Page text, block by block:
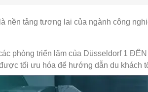
nền tảng tương lai của ngành công
phòng triển lãm của Düsseldorf 1
tối ưu hóa để hướng dẫn du khách